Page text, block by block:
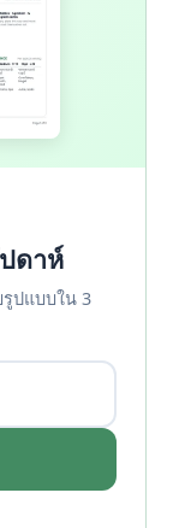
ดาห์
ปแบบใน 3